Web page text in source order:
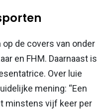
de covers van onder
en FHM. Daarnaast is
Over luie
mening: “Een
minstens vijf keer per